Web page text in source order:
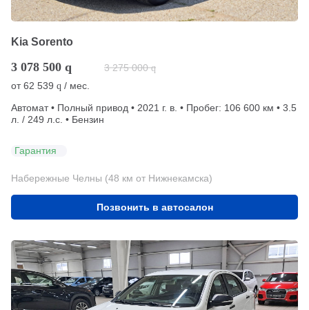
Kia Sorento
3 078 500 q 3 275 000 q
от62 539 q / мес.
Автомат • Полный привод • 2021 г. в. • Пробег: 106 600 км • 3.5
л. / 249 л.с. • Бензин
Гарантия
Набережные Челны (48 км от Нижнекамска)
Позвонить в автосалон